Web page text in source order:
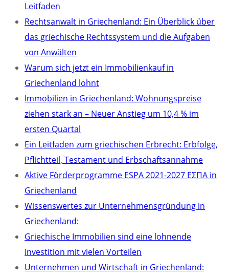
Leitfaden
Rechtsanwalt in Griechenland: Ein Überblick über
das griechische Rechtssystem und die Aufgaben
von Anwälten
Warum sich jetzt ein Immobilienkauf in
Griechenland lohnt
Immobilien in Griechenland: Wohnungspreise
ziehen stark an – Neuer Anstieg um 10,4 % im
ersten Quartal
Ein Leitfaden zum griechischen Erbrecht: Erbfolge,
Pflichtteil, Testament und Erbschaftsannahme
Aktive Förderprogramme ESPA 2021-2027 ΕΣΠΑ in
Griechenland
Wissenswertes zur Unternehmensgründung in
Griechenland:
Griechische Immobilien sind eine lohnende
Investition mit vielen Vorteilen
Unternehmen und Wirtschaft in Griechenland: